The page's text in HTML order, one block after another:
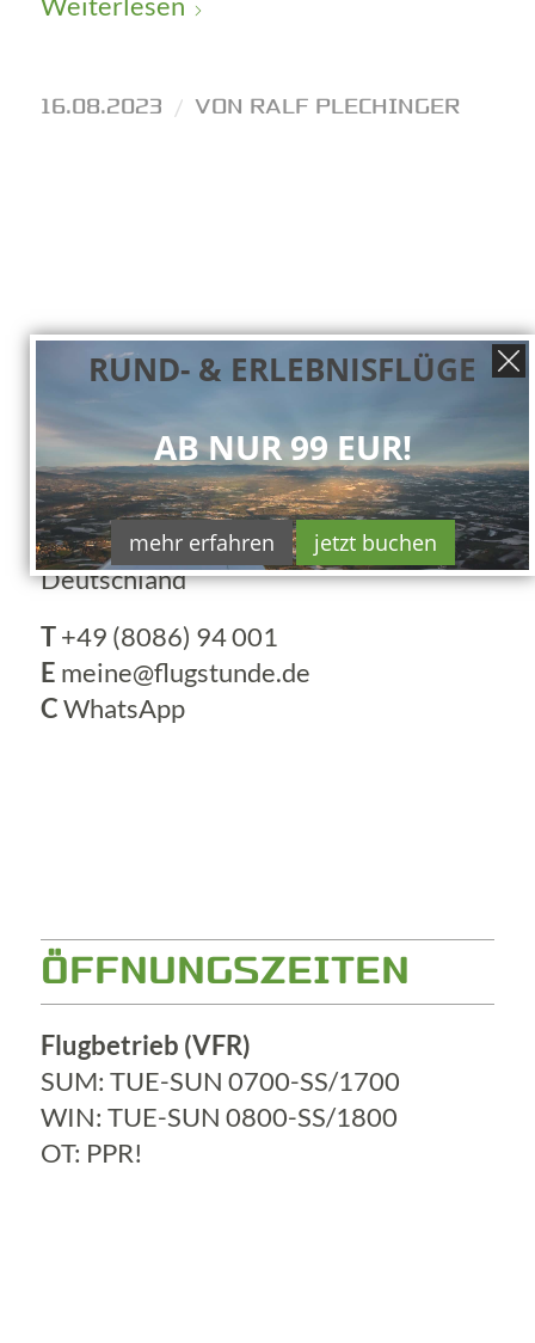
16.08.2023 / VON RALF PLECHINGER
VERWALTUNG
FLUGSTUNDE GmbH
Thaler Berg 27
84428 Buchbach
Deutschland
T +49 (8086) 94 001
E meine@flugstunde.de
CWhatsApp
ÖFFNUNGSZEITEN
Flugbetrieb (VFR)
SUM: TUE-SUN 0700-SS/1700
WIN: TUE-SUN 0800-SS/1800
OT: PPR!
RUND- & ERLEBNISFLÜGE
AB NUR 99 EUR!
mehr erfahren jetzt buchen